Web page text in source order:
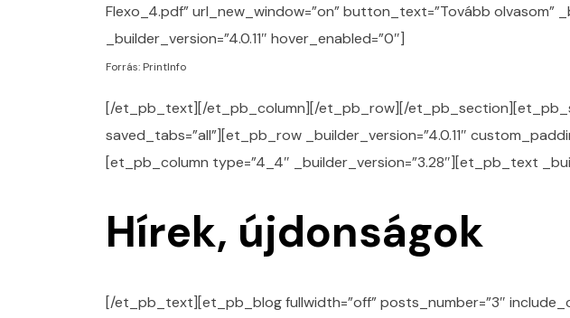
Flexo_4.pdf” url_new_window=”on” button_text=”Tovább
_builder_version=”4.0.11″ hover_enabled=”0″]
Forrás: PrintInfo
[/et_pb_text][/et_pb_column][/et_pb_row][/
saved_tabs=”all”][et_pb_row _builder_version=”4.0.11″
[et_pb_column type=”4_4″ _builder_version=”3.28″][et_pb_text
Hírek, újdonságok
[/et_pb_text][et_pb_blog fullwidth=”off” posts_number=”3″